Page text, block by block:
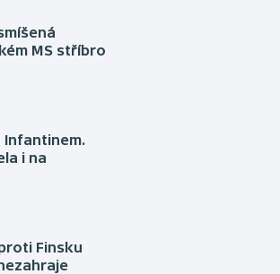
MS stříbro
Infantinem.
i na
Finsku